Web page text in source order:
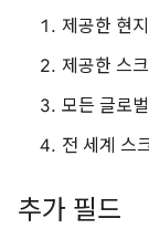
제공한 현
제공한 스
모든 글로
전 세계 스
추가 필드